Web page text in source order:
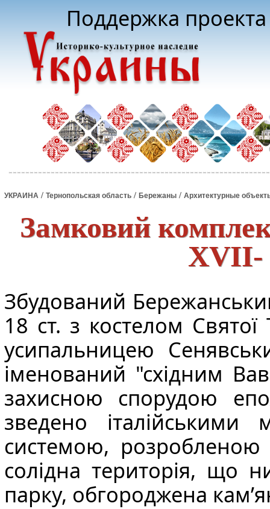
Поддержка
УКРАИНА / Тернопольская область / Бережаны / Архитектурные
Замковий
XVII-
Збудований
18 ст. з костелом
усипальницею
іменований "східним
захисною спорудою
зведено італійськими
системою,
солідна територія, що
парку, обгороджена